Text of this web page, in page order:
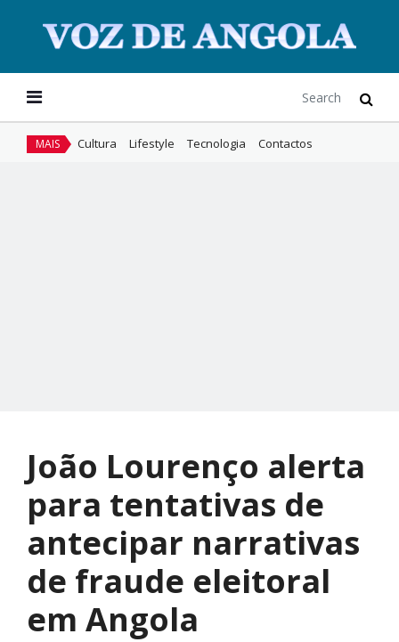
MAIS Cultura Lifestyle Tecnologia Contactos
João Lourenço alerta
para tentativas de
antecipar narrativas
de fraude eleitoral
em Angola